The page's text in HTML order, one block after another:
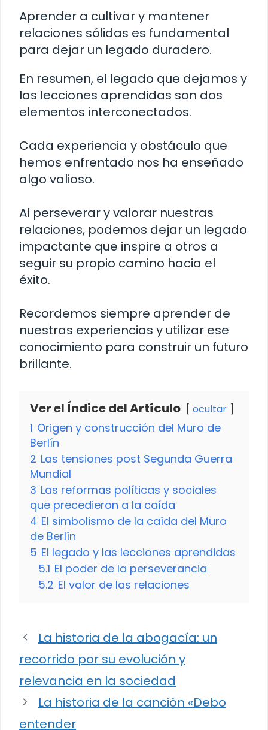
Aprender a cultivar y mantener
relaciones sólidas es fundamental
para dejar un legado duradero.
En resumen, el legado que dejamos y
las lecciones aprendidas son dos
elementos interconectados.
Cada experiencia y obstáculo que
hemos enfrentado nos ha enseñado
algo valioso.
Al perseverar y valorar nuestras
relaciones, podemos dejar un legado
impactante que inspire a otros a
seguir su propio camino hacia el
éxito.
Recordemos siempre aprender de
nuestras experiencias y utilizar ese
conocimiento para construir un futuro
brillante.
Ver el Índice del Artículo ocultar
1 Origen y construcción del Muro de
Berlín
2 Las tensiones post Segunda Guerra
Mundial
3 Las reformas políticas y sociales
que precedieron a la caída
4 El simbolismo de la caída del Muro
de Berlín
5 El legado y las lecciones aprendidas
5.1 El poder de la perseverancia
5.2 El valor de las relaciones
La historia de la abogacía: un
recorrido por su evolución y
relevancia en la sociedad
La historia de la canción «Debo
entender